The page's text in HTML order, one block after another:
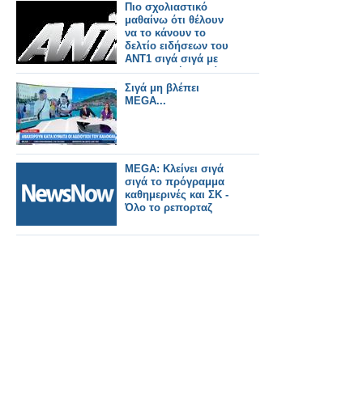
Πιο σχολιαστικό
μαθαίνω ότι θέλουν
να το κάνουν το
δελτίο ειδήσεων του
ΑΝΤ1 σιγά σιγά με
συντονιστή τον Νίκο
Χατζηνικολάου. Αυτό
είναι που ακούγεται
Σιγά μη βλέπει
MEGA...
MEGA: Kλείνει σιγά
σιγά το πρόγραμμα
καθημερινές και ΣΚ -
Όλο το ρεπορταζ